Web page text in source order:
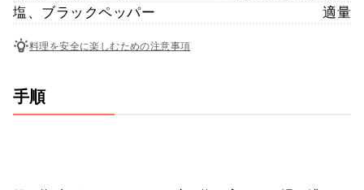
塩、ブラックペッパー
適量
料理を安全に楽しむための注意事項
手順